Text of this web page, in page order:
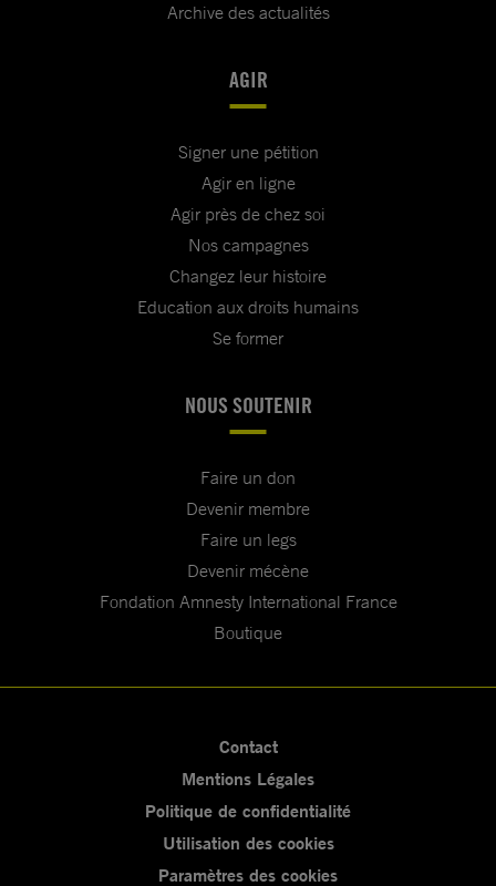
Archive des actualités
AGIR
Signer une pétition
Agir en ligne
Agir près de chez soi
Nos campagnes
Changez leur histoire
Education aux droits humains
Se former
NOUS SOUTENIR
Faire un don
Devenir membre
Faire un legs
Devenir mécène
Fondation Amnesty International France
Boutique
Contact
Mentions Légales
Politique de confidentialité
Utilisation des cookies
Paramètres des cookies